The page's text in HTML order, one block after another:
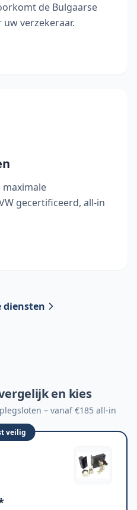
de Bulgaarse
verzekeraar.
maximale
gecertificeerd, all-in
diensten
en kies
– vanaf €185 all-in
veilig